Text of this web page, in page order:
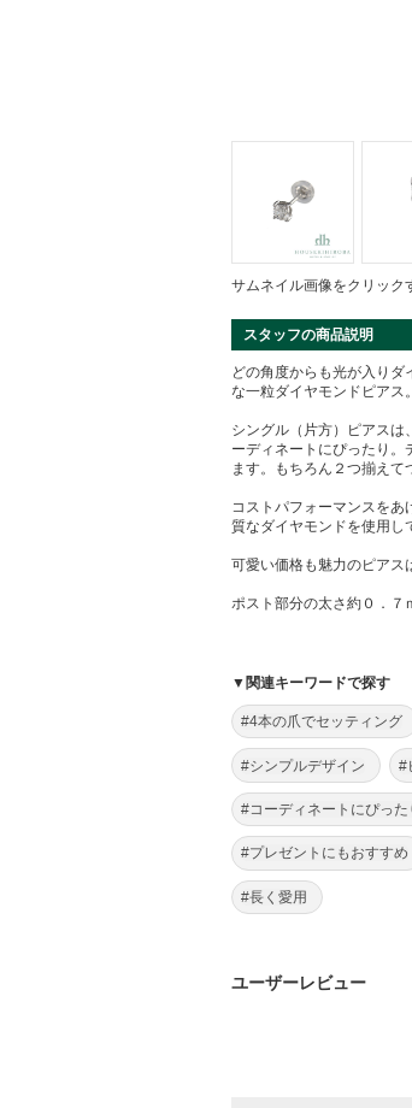
サムネイル画像をクリック
スタッフの商品説明
どの角度からも光が入り
な一粒ダイヤモンドピアス
シングル（片方）ピアスは
ーディネートにぴったり
ます。もちろん２つ揃えて
コストパフォーマンスをあ
質なダイヤモンドを使用し
可愛い価格も魅力のピアス
ポスト部分の太さ約０．７
▼関連キーワードで探す
#4本の爪でセッティング
#シンプルデザイン #
#コーディネートにぴった
#プレゼントにもおすすめ
#長く愛用
ユーザーレビュー